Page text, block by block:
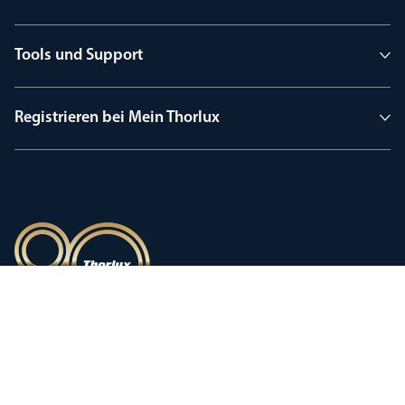
Tools und Support
Registrieren bei Mein Thorlux